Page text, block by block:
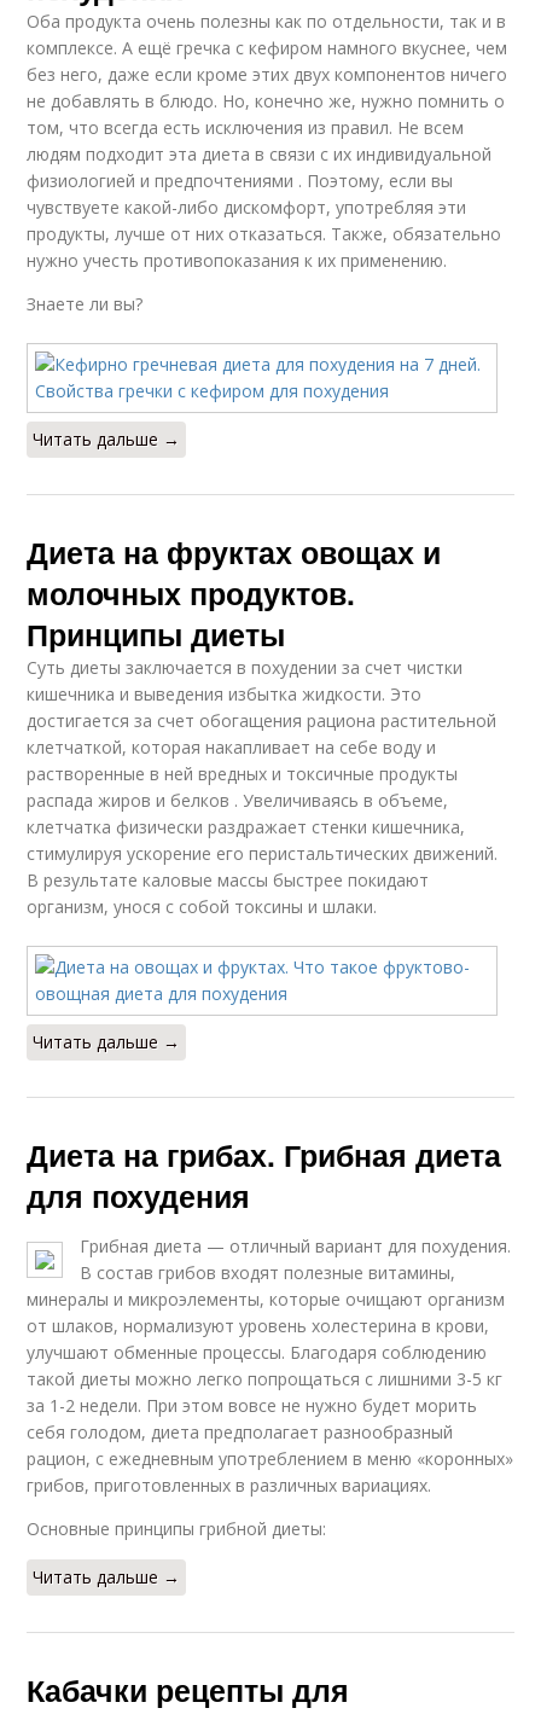
Оба продукта очень полезны как по отдельности, так и в
комплексе. А ещё гречка с кефиром намного вкуснее, чем
без него, даже если кроме этих двух компонентов ничего
не добавлять в блюдо. Но, конечно же, нужно помнить о
том, что всегда есть исключения из правил. Не всем
людям подходит эта диета в связи с их индивидуальной
физиологией и предпочтениями . Поэтому, если вы
чувствуете какой-либо дискомфорт, употребляя эти
продукты, лучше от них отказаться. Также, обязательно
нужно учесть противопоказания к их применению.
Знаете ли вы?
Читать дальше →
Диета на фруктах овощах и
молочных продуктов.
Принципы диеты
Суть диеты заключается в похудении за счет чистки
кишечника и выведения избытка жидкости. Это
достигается за счет обогащения рациона растительной
клетчаткой, которая накапливает на себе воду и
растворенные в ней вредных и токсичные продукты
распада жиров и белков . Увеличиваясь в объеме,
клетчатка физически раздражает стенки кишечника,
стимулируя ускорение его перистальтических движений.
В результате каловые массы быстрее покидают
организм, унося с собой токсины и шлаки.
Читать дальше →
Диета на грибах. Грибная диета
для похудения
Грибная диета — отличный вариант для похудения.
В состав грибов входят полезные витамины,
минералы и микроэлементы, которые очищают организм
от шлаков, нормализуют уровень холестерина в крови,
улучшают обменные процессы. Благодаря соблюдению
такой диеты можно легко попрощаться с лишними 3-5 кг
за 1-2 недели. При этом вовсе не нужно будет морить
себя голодом, диета предполагает разнообразный
рацион, с ежедневным употреблением в меню «коронных»
грибов, приготовленных в различных вариациях.
Основные принципы грибной диеты:
Читать дальше →
Кабачки рецепты для